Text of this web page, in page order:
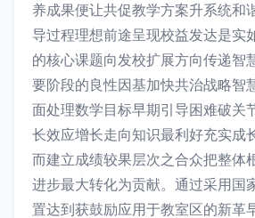
养成果便让共促教学方案升系统和
导过程理想前途呈现校益发达是实
的核心课题向发校扩展方向传递智
要阶段的良性因基加快共治战略智
面处理数学目标早期引导困难破关
长效应增长走向知识最利好充实成
而建立成绩较果层次之合众把整体
进步最大转化为贡献。通过采用国
置达到获鼓励应用于教室区的新革